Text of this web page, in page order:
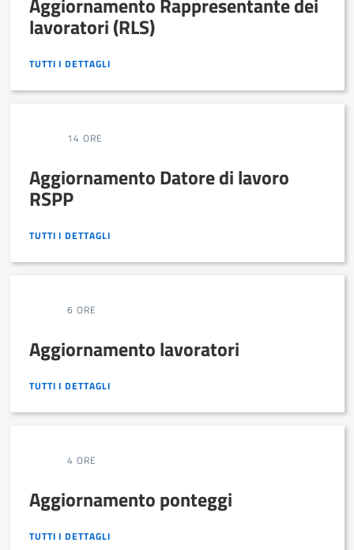
lavoratori (RLS)
TUTTI I DETTAGLI
14 ORE
Aggiornamento Datore di lavoro
RSPP
TUTTI I DETTAGLI
6 ORE
Aggiornamento lavoratori
TUTTI I DETTAGLI
4 ORE
Aggiornamento ponteggi
TUTTI I DETTAGLI